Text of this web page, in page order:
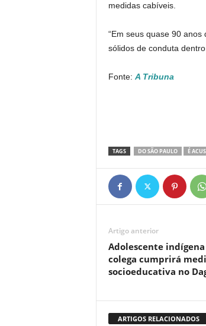
medidas cabíveis.
“Em seus quase 90
sólidos de conduta
Fonte: A Tribuna
TAGS DO SÃO PAULO É
Artigo anterior
Adolescente
colega cumprirá
socioeducativa no
ARTIGOS RELACIONADOS